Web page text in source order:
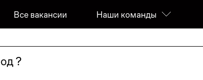
Все вакансии Наши команды
?